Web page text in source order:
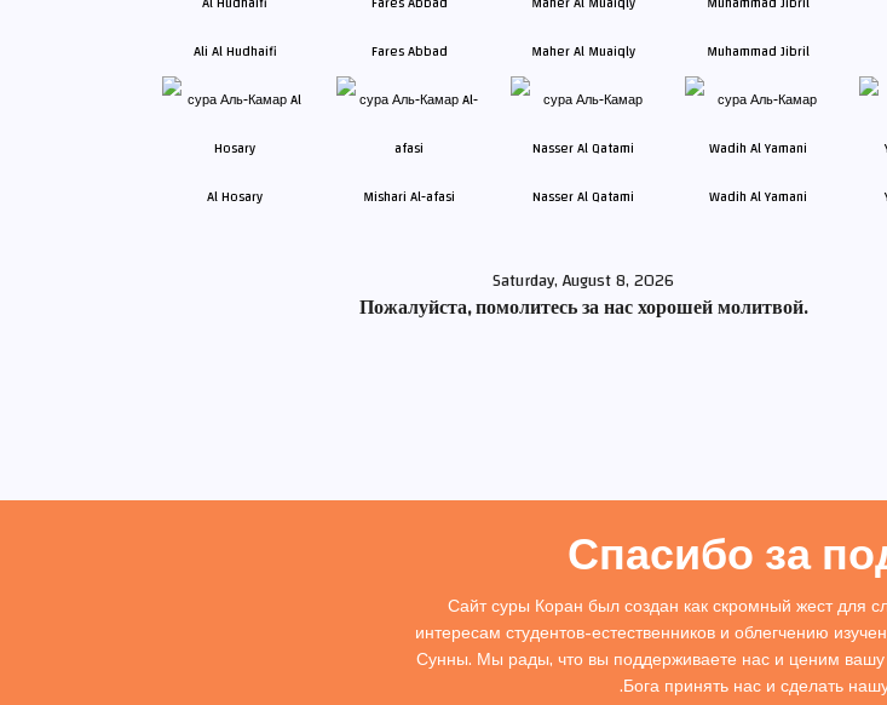
Ali Al Hudhaifi Fares Abbad Maher Al Muaiqly Muhammad Jibril
Al Hosary Mishari Al-afasi Nasser Al Qatami Wadih Al Yamani
Saturday, August 8, 2026
Пожалуйста, помолитесь за нас хорошей молитвой.
Спасибо за
Сайт суры Коран был создан как скромный жест для
интересам студентов-естественников и облегчению
Сунны. Мы рады, что вы поддерживаете нас и ценим
Бога принять нас и сделать